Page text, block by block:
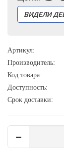
ВИДЕЛИ
Артикул:
Производитель:
Код товара:
Доступность:
Срок доставки: